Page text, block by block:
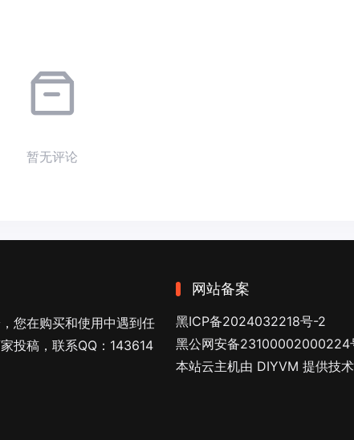
暂无评论
您在购买和使用中遇到任
投稿，联系QQ：143614
网站备案
黑ICP备2024032218号-2
黑公网安备23100002000224
本站云主机由 DIYVM 提供技